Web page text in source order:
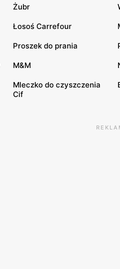
Żubr
Łosoś Carrefour
Proszek do prania
M&M
Mleczko do czyszczenia
Cif